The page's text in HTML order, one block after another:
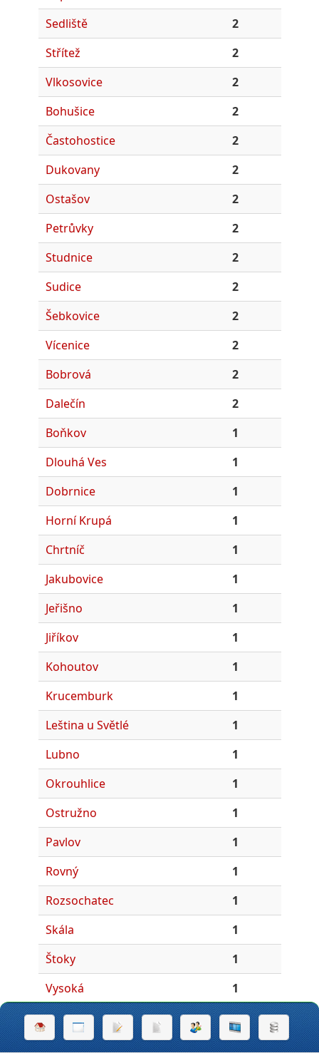
Sedliště
2
Střítež
2
Vlkosovice
2
Bohušice
2
Častohostice
2
Dukovany
2
Ostašov
2
Petrůvky
2
Studnice
2
Sudice
2
Šebkovice
2
Vícenice
2
Bobrová
2
Dalečín
2
Boňkov
1
Dlouhá Ves
1
Dobrnice
1
Horní Krupá
1
Chrtníč
1
Jakubovice
1
Jeřišno
1
Jiříkov
1
Kohoutov
1
Krucemburk
1
Leština u Světlé
1
Lubno
1
Okrouhlice
1
Ostružno
1
Pavlov
1
Rovný
1
Rozsochatec
1
Skála
1
Štoky
1
Vysoká
1
Ždírec
1
Dušejov
1